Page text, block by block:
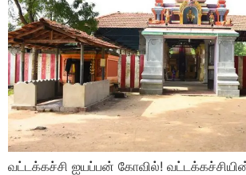
வட்டக்கச்சி ஐயப்பன் கோவில்! வட்டக்கச்சியின்